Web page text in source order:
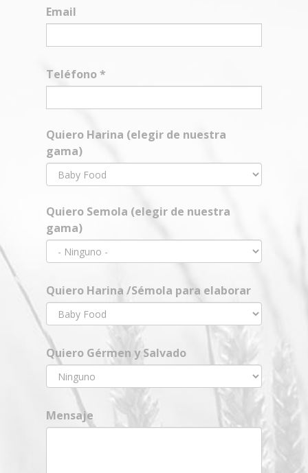
Email
Teléfono*
Quiero Harina (elegir de nuestra
gama)
Quiero Semola (elegir de nuestra
gama)
Quiero Harina /Sémola para elaborar
Quiero Gérmen y Salvado
Mensaje